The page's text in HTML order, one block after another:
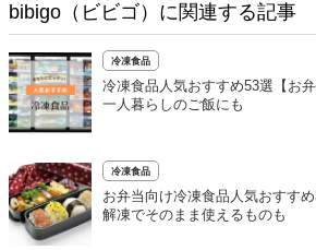
bibigo（ビビゴ）に関連する記事
冷凍食品
冷凍食品人気おすすめ53選【お
一人暮らしのご飯にも
冷凍食品
お弁当向け冷凍食品人気おすす
解凍でそのまま使えるものも